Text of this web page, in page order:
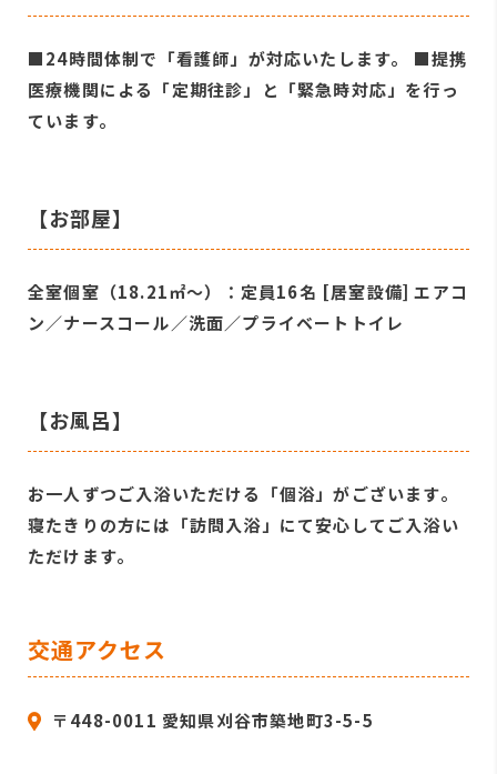
■24時間体制で「看護師」が対応いたします。 ■提携
医療機関による「定期往診」と「緊急時対応」を行っ
ています。
【お部屋】
全室個室（18.21㎡～）：定員16名 [居室設備] エアコ
ン／ナースコール／洗面／プライベートトイレ
【お風呂】
お一人ずつご入浴いただける「個浴」がございます。
寝たきりの方には「訪問入浴」にて安心してご入浴い
ただけます。
交通アクセス
〒448-0011 愛知県刈谷市築地町3-5-5